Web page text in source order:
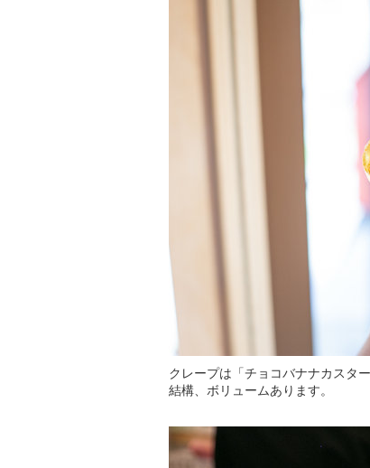
クレープは「チョコバナナカスタ
結構、ボリュームあります。